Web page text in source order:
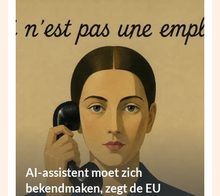
AI-assistent moet zich
bekendmaken, zegt de EU